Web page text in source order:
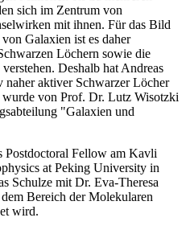
sich im Zentrum von
mit ihnen. Für das Bild
Galaxien ist es daher
Löchern sowie die
Deshalb hat Andreas
naher aktiver Schwarzer Löcher
von Prof. Dr. Lutz Wisotzki
"Galaxien und
Postdoctoral Fellow am Kavli
at Peking University in
Schulze mit Dr. Eva-Theresa
Bereich der Molekularen
wird.